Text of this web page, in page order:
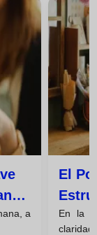
a
El
En la
claridad